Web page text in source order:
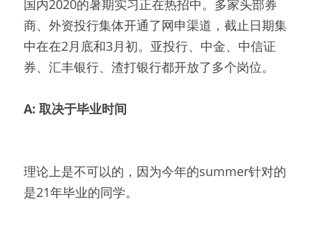
国内2020的暑期实习正在热招中。多家头部券
商、外资投行集体开通了网申渠道，截止日期集
中在在2月底和3月初。亚投行、中金、中信证
券、汇丰银行、渣打银行都开放了多个岗位。
A: 取决于毕业时间
理论上是不可以的，因为今年的summer针对的
是21年毕业的同学。